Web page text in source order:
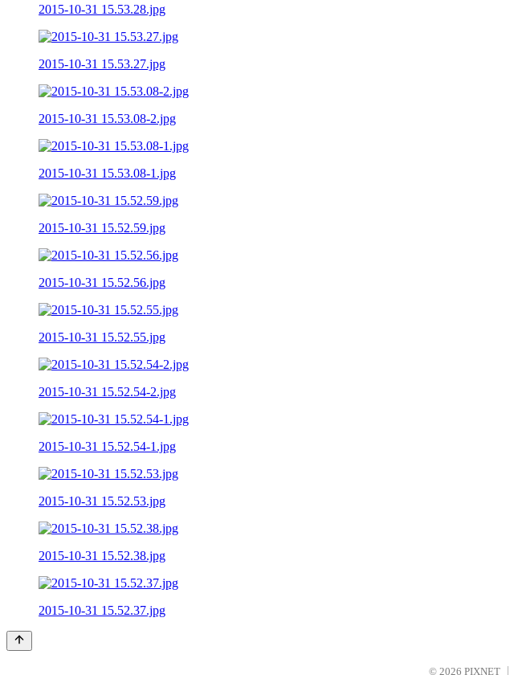
2015-10-31 15.53.28.jpg
2015-10-31 15.53.27.jpg
2015-10-31 15.53.08-2.jpg
2015-10-31 15.53.08-1.jpg
2015-10-31 15.52.59.jpg
2015-10-31 15.52.56.jpg
2015-10-31 15.52.55.jpg
2015-10-31 15.52.54-2.jpg
2015-10-31 15.52.54-1.jpg
2015-10-31 15.52.53.jpg
2015-10-31 15.52.38.jpg
2015-10-31 15.52.37.jpg
© 2026 PIXNET